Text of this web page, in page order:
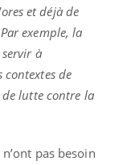
et déjà de
exemple, la
à
de
de lutte contre la
pas besoin